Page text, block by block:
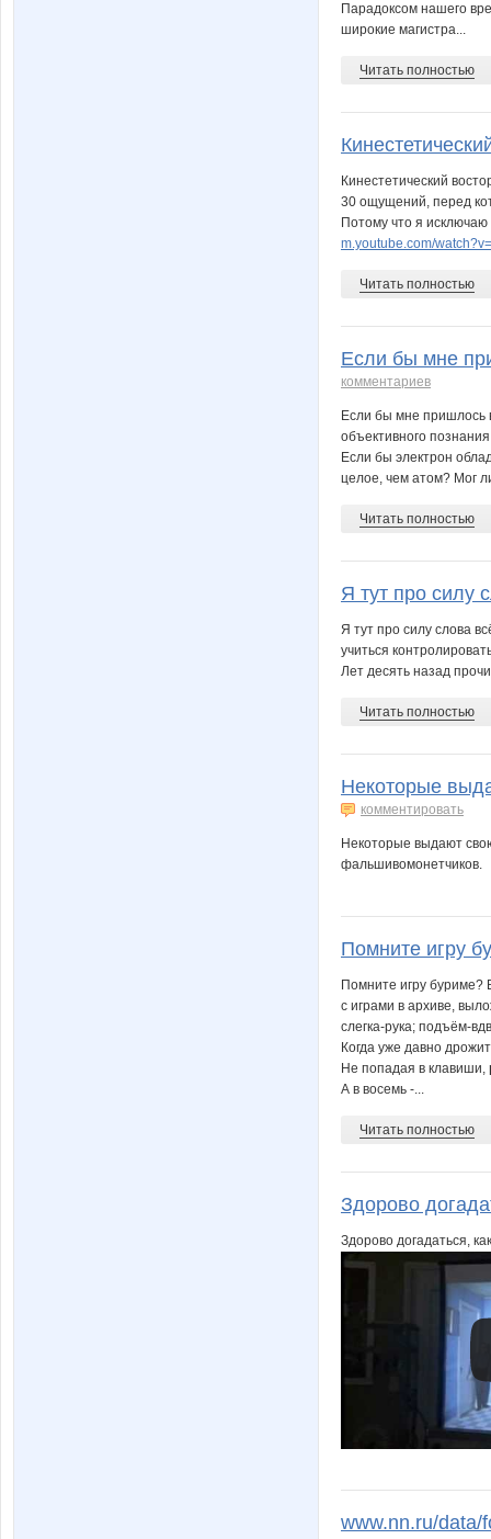
Парадоксом нашего
широкие магистра...
Читать полностью
Кинестетический
30 ощущений, перед
Потому что я
m.youtube.com/
Читать полностью
Если бы мне
комментариев
Если бы мне пришлось
объективного
Если бы электрон
целое, чем атом? Мог
Читать полностью
Я тут про силу
Я тут про силу слова
учиться
Лет десять назад
Читать полностью
Некоторые
комментировать
Некоторые выдают
фальшивомонетчиков.
Помните игру
Помните игру буриме?
с играми в архиве,
слегка-рука; подъём-
Когда уже давно
Не попадая в клавиши,
А в восемь -...
Читать полностью
Здорово
Здорово догадаться,
www.nn.ru/data/